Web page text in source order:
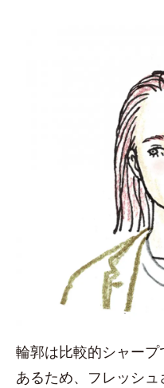
輪郭は比較的シャー
あるため、フレッシ